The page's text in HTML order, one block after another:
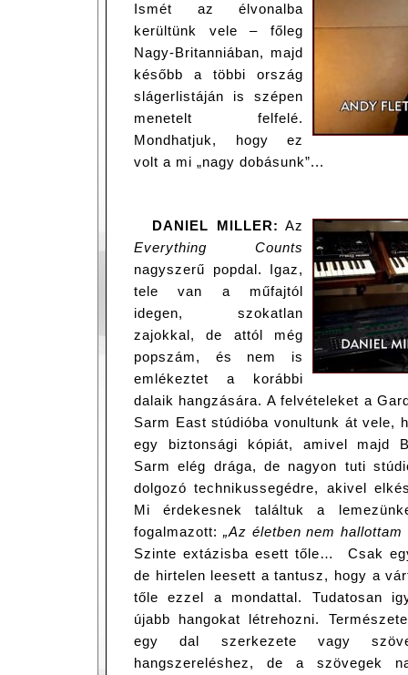
Ismét az élvonalba
kerültünk vele – főleg
Nagy-Britanniában, majd
később a többi ország
slágerlistáján is szépen
menetelt felfelé.
Mondhatjuk, hogy ez
volt a mi „nagy dobásunk”...
DANIEL MILLER: Az
Everything Counts
nagyszerű popdal. Igaz,
tele van a műfajtól
idegen, szokatlan
zajokkal, de attól még
popszám, és nem is
emlékeztet a korábbi
dalaik hangzására. A felvételeket a
Sarm East stúdióba vonultunk át vele,
egy biztonsági kópiát, amivel majd
Sarm elég drága, de nagyon tuti
dolgozó technikussegédre, akivel
Mi érdekesnek találtuk a
fogalmazott: „Az életben nem
Szinte extázisba esett tőle… Csak
de hirtelen leesett a tantusz, hogy a
tőle ezzel a mondattal. Tudatosan
újabb hangokat létrehozni.
egy dal szerkezete vagy
hangszereléshez, de a szövegek